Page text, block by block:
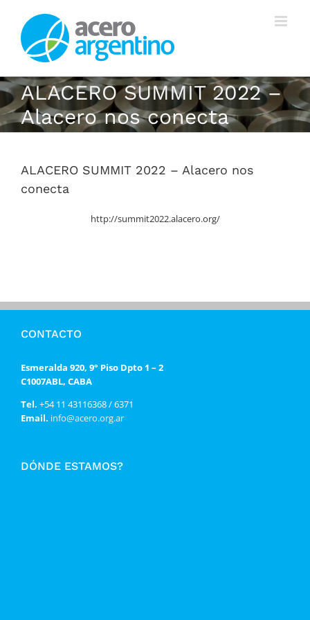
contenido
ALACERO SUMMIT 2022 –
Alacero nos conecta
ALACERO SUMMIT 2022 – Alacero nos
conecta
http://summit2022.alacero.org/
CONTACTO
Esmeralda 920, 9° Piso Dpto 1 – 2
C1007ABL, CABA
Tel. +54 11 43116368 / 6371
Email. info@acero.org.ar
DÓNDE ESTAMOS?